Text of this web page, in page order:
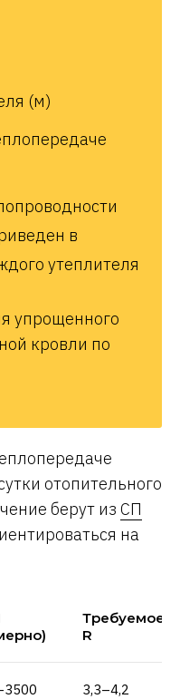
(м)
в
утеплителя
упрощенного
кровли по
отопительного
берут из СП
на
Требуемое
R
3,3–4,2